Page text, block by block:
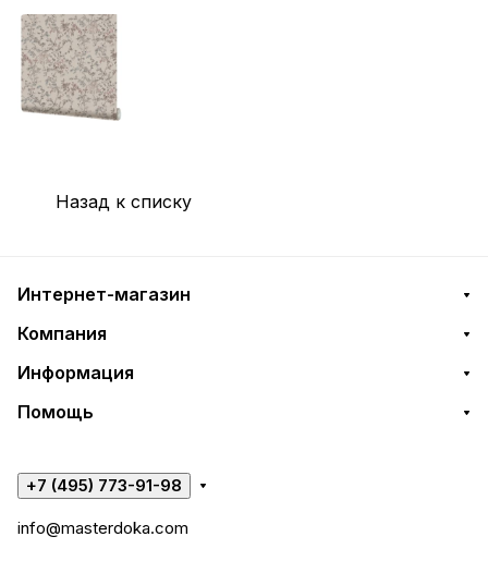
Назад к списку
Интернет-магазин
Компания
Информация
Помощь
+7 (495) 773-91-98
info@masterdoka.com